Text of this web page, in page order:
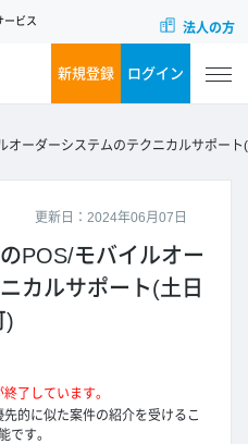
ービス 法人の方
新規登録 ログイン
テムのテクニカルサポート(土日副業/フルリモート可)
更新日：2024年06月07日
POS/モバイルオー
カルサポート(土日
)
了しています。
的に似た案件の紹介を受けるこ
です。